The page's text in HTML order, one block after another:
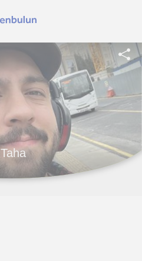
Taha